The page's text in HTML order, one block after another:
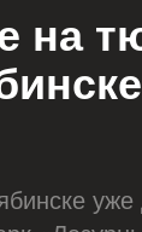
на
уже